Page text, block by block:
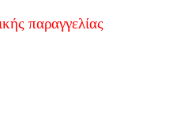
παραγγελίας